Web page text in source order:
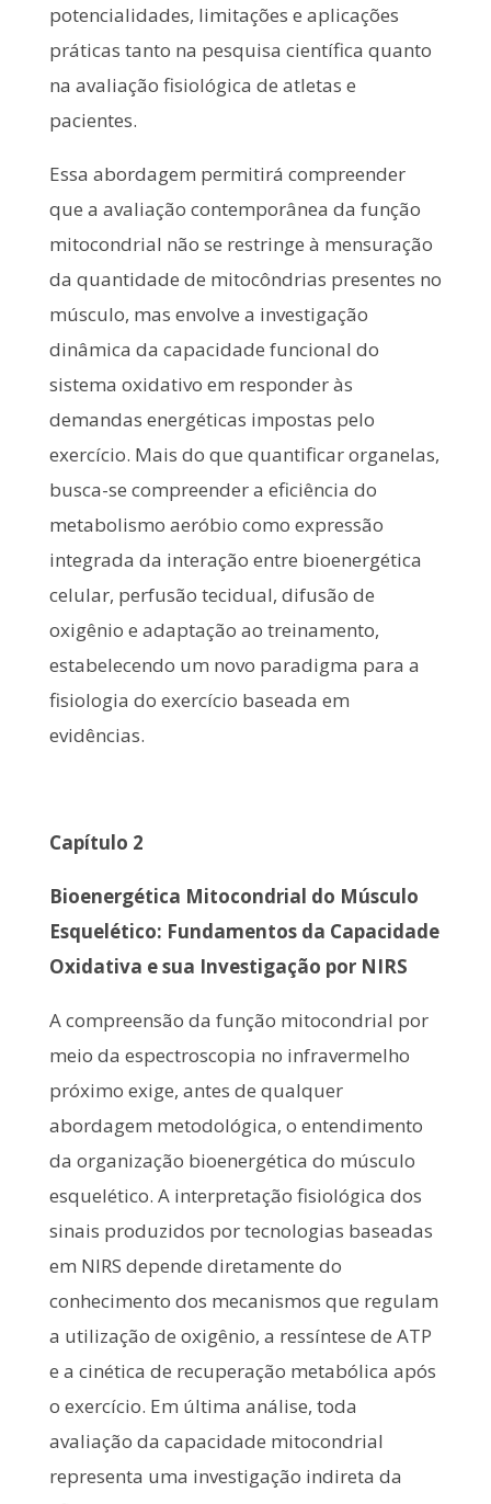
potencialidades, limitações e aplicações
práticas tanto na pesquisa científica quanto
na avaliação fisiológica de atletas e
pacientes.
Essa abordagem permitirá compreender
que a avaliação contemporânea da função
mitocondrial não se restringe à mensuração
da quantidade de mitocôndrias presentes no
músculo, mas envolve a investigação
dinâmica da capacidade funcional do
sistema oxidativo em responder às
demandas energéticas impostas pelo
exercício. Mais do que quantificar organelas,
busca-se compreender a eficiência do
metabolismo aeróbio como expressão
integrada da interação entre bioenergética
celular, perfusão tecidual, difusão de
oxigênio e adaptação ao treinamento,
estabelecendo um novo paradigma para a
fisiologia do exercício baseada em
evidências.
Capítulo 2
Bioenergética Mitocondrial do Músculo
Esquelético: Fundamentos da Capacidade
Oxidativa e sua Investigação por NIRS
A compreensão da função mitocondrial por
meio da espectroscopia no infravermelho
próximo exige, antes de qualquer
abordagem metodológica, o entendimento
da organização bioenergética do músculo
esquelético. A interpretação fisiológica dos
sinais produzidos por tecnologias baseadas
em NIRS depende diretamente do
conhecimento dos mecanismos que regulam
a utilização de oxigênio, a ressíntese de ATP
e a cinética de recuperação metabólica após
o exercício. Em última análise, toda
avaliação da capacidade mitocondrial
representa uma investigação indireta da